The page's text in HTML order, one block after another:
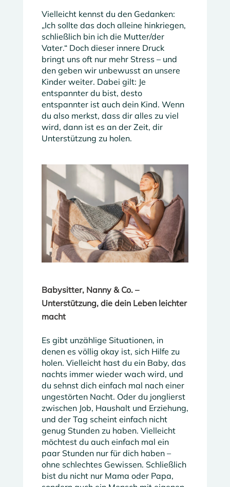
Vielleicht kennst du den Gedanken:
„Ich sollte das doch alleine hinkriegen,
schließlich bin ich die Mutter/der
Vater.“ Doch dieser innere Druck
bringt uns oft nur mehr Stress – und
den geben wir unbewusst an unsere
Kinder weiter. Dabei gilt: Je
entspannter du bist, desto
entspannter ist auch dein Kind. Wenn
du also merkst, dass dir alles zu viel
wird, dann ist es an der Zeit, dir
Unterstützung zu holen.
Babysitter, Nanny & Co. –
Unterstützung, die dein Leben leichter
macht
Es gibt unzählige Situationen, in
denen es völlig okay ist, sich Hilfe zu
holen. Vielleicht hast du ein Baby, das
nachts immer wieder wach wird, und
du sehnst dich einfach mal nach einer
ungestörten Nacht. Oder du jonglierst
zwischen Job, Haushalt und Erziehung,
und der Tag scheint einfach nicht
genug Stunden zu haben. Vielleicht
möchtest du auch einfach mal ein
paar Stunden nur für dich haben –
ohne schlechtes Gewissen. Schließlich
bist du nicht nur Mama oder Papa,